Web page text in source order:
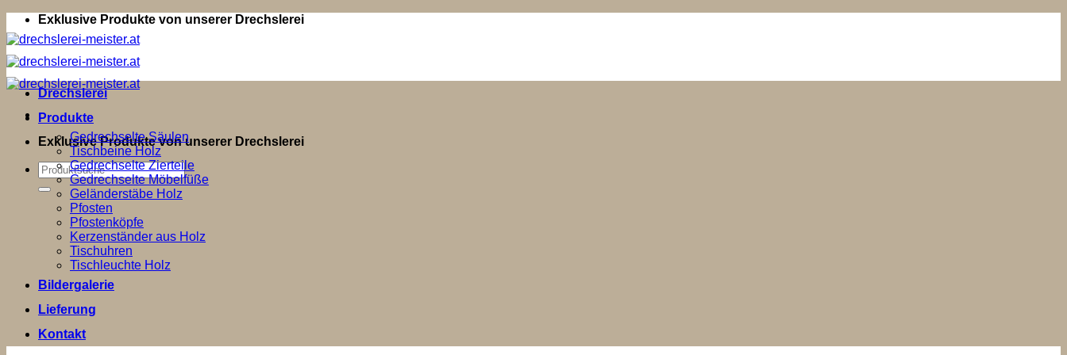
Zum
Inhalt
springen
Exklusive Produkte von unserer Drechslerei
Exklusive Produkte von unserer Drechslerei
Suchen
nach:
Drechslerei
Produkte
Gedrechselte Säulen
Tischbeine Holz
Gedrechselte Zierteile
Gedrechselte Möbelfüße
Geländerstäbe Holz
Pfosten
Pfostenköpfe
Kerzenständer aus Holz
Tischuhren
Tischleuchte Holz
Bildergalerie
Lieferung
Kontakt